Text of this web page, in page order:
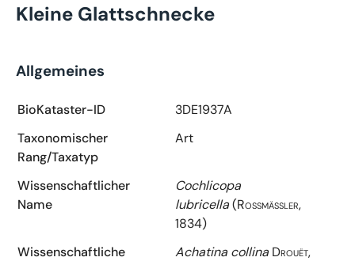
Kleine Glattschnecke
Allgemeines
BioKataster-ID
3DE1937A
Taxonomischer
Rang/Taxatyp
Art
Wissenschaftlicher
Name
Cochlicopa
lubricella(Rossmässler,
1834)
Wissenschaftliche
Achatina collina Drouët,